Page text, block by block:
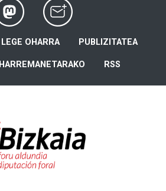
LEGE OHARRA PUBLIZITATEA
HARREMANETARAKO RSS